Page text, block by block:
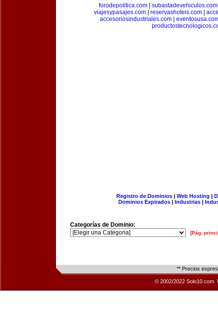
forodepolitica.com| subastadevehiculos.com
viajesypasajes.com
reservashoteis.com
accesoriosindustriales.com
Registro de Dominios| Web Hosting |
Dominios Expirados | Industrias |
Categorías de Dominio:
[Pág.
** Precios
© 2002/2022 Solo10.com